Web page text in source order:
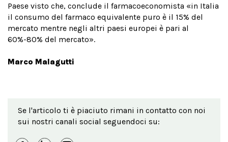
Paese visto che, conclude il farmacoeconomista «in Italia
il consumo del farmaco equivalente puro è il 15% del
mercato mentre negli altri paesi europei è pari al
60%-80% del mercato».
Marco Malagutti
Se l'articolo ti è piaciuto rimani in contatto con noi
sui nostri canali social seguendoci su: